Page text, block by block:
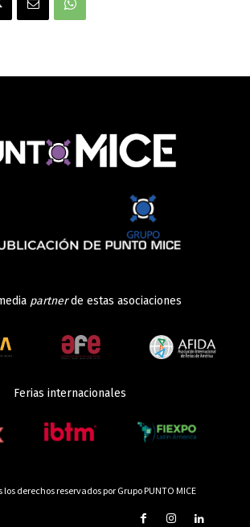
partnerde estas asociaciones
Ferias internacionales
los derechos reservados por Grupo PUNTO MICE